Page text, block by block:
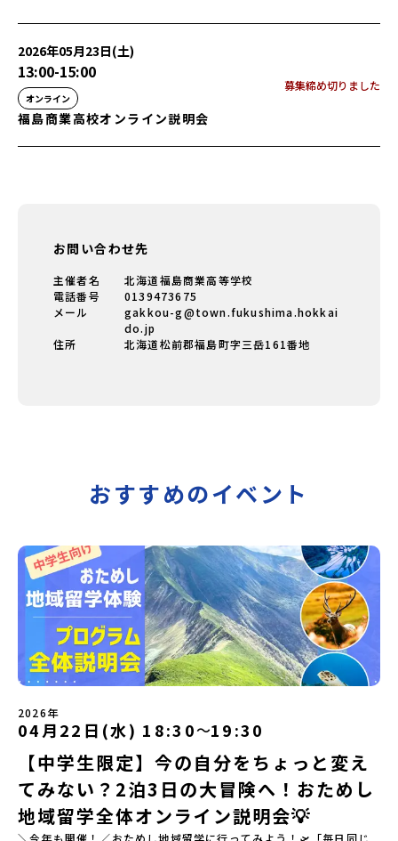
2026年05月23日(土)
13:00-15:00
オンライン
福島商業高校オンライン説明会
募集締め切りました
お問い合わせ先
主催者名
北海道福島商業高等学校
電話番号
0139473675
メール
gakkou-g@town.fukushima.hokkai
do.jp
住所
北海道松前郡福島町字三岳161番地
おすすめのイベント
2026年
04月22日(水) 18:30〜19:30
【中学生限定】今の自分をちょっと変え
てみない？2泊3日の大冒険へ！おためし
地域留学全体オンライン説明会💡
＼今年も開催！／おためし地域留学に行ってみよう！🛫「毎日同じ